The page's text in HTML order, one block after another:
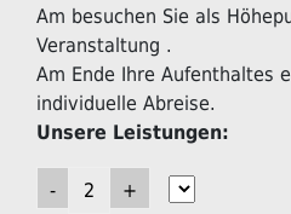
Am besuchen Sie als
Veranstaltung .
Am Ende Ihre Aufenthaltes
individuelle Abreise.
Unsere Leistungen: